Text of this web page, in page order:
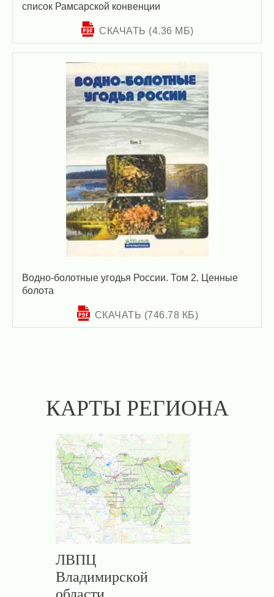
список Рамсарской конвенции
СКАЧАТЬ (4.36 МБ)
Водно-болотные угодья России. Том 2. Ценные
болота
СКАЧАТЬ (746.78 КБ)
КАРТЫ РЕГИОНА
ЛВПЦ
Владимирской
области